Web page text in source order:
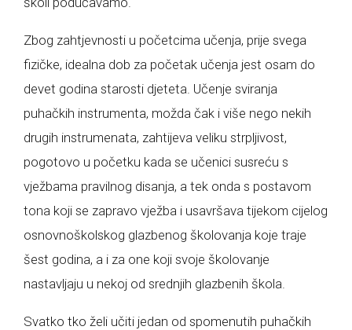
Zbog zahtjevnosti u početcima učenja, prije svega
fizičke, idealna dob za početak učenja jest osam do
devet godina starosti djeteta. Učenje sviranja
puhačkih instrumenta, možda čak i više nego nekih
drugih instrumenata, zahtijeva veliku strpljivost,
pogotovo u početku kada se učenici susreću s
vježbama pravilnog disanja, a tek onda s postavom
tona koji se zapravo vježba i usavršava tijekom cijelog
osnovnoškolskog glazbenog školovanja koje traje
šest godina, a i za one koji svoje školovanje
nastavljaju u nekoj od srednjih glazbenih škola.
Svatko tko želi učiti jedan od spomenutih puhačkih